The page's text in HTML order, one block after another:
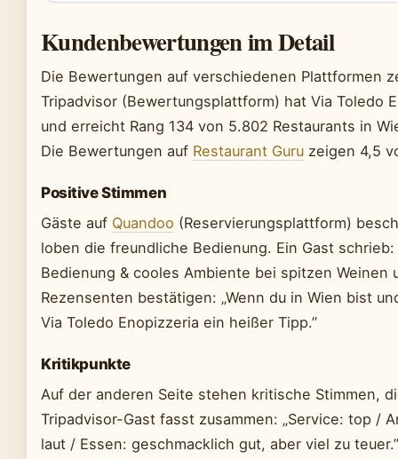
Kundenbewertungen im Detail
Die Bewertungen auf verschiedenen Plattformen
Tripadvisor (Bewertungsplattform) hat Via Toledo
und erreicht Rang 134 von 5.802 Restaurants in
Die Bewertungen auf Restaurant Guru zeigen 4,5
Positive Stimmen
Gäste auf Quandoo (Reservierungsplattform)
loben die freundliche Bedienung. Ein Gast
Bedienung & cooles Ambiente bei spitzen Weinen
Rezensenten bestätigen: „Wenn du in Wien bist
Via Toledo Enopizzeria ein heißer Tipp.”
Kritikpunkte
Auf der anderen Seite stehen kritische Stimmen,
Tripadvisor-Gast fasst zusammen: „Service: top /
laut / Essen: geschmacklich gut, aber viel zu